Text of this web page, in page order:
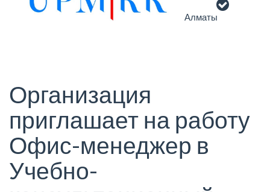
Алматы
Организация
приглашает на работу
Офис-менеджер в
Учебно-